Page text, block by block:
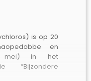
is op 20
en
mei) in het
“Bijzondere